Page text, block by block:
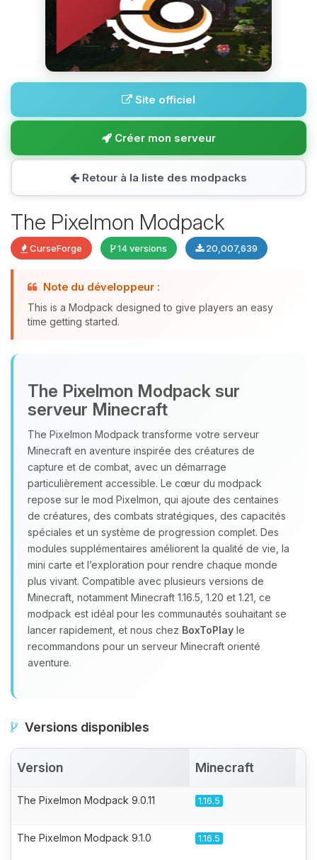
Site officiel
Créer mon serveur
Retour à la liste des modpacks
The Pixelmon Modpack
CurseForge 14 versions 20,007,639
Note du développeur :
This is a Modpack designed to give players an easy
time getting started.
The Pixelmon Modpack sur
serveur Minecraft
The Pixelmon Modpack transforme votre serveur
Minecraft en aventure inspirée des créatures de
capture et de combat, avec un démarrage
particulièrement accessible. Le cœur du modpack
repose sur le mod Pixelmon, qui ajoute des centaines
de créatures, des combats stratégiques, des capacités
spéciales et un système de progression complet. Des
modules supplémentaires améliorent la qualité de vie, la
mini carte et l’exploration pour rendre chaque monde
plus vivant. Compatible avec plusieurs versions de
Minecraft, notamment Minecraft 1.16.5, 1.20 et 1.21, ce
modpack est idéal pour les communautés souhaitant se
lancer rapidement, et nous chez BoxToPlay le
recommandons pour un serveur Minecraft orienté
aventure.
Versions disponibles
Version Minecraft
The Pixelmon Modpack 9.0.11 1.16.5
The Pixelmon Modpack 9.1.0 1.16.5
Youpi, enfin quelqu’un pour me
parler ! Moi c’est Choupy, ton petit
assistant BoxToPlay. Dis-moi ce dont
tu as besoin et je vais remuer mes
petits circuits pour t’aider.
08/08/2026 à 21:36